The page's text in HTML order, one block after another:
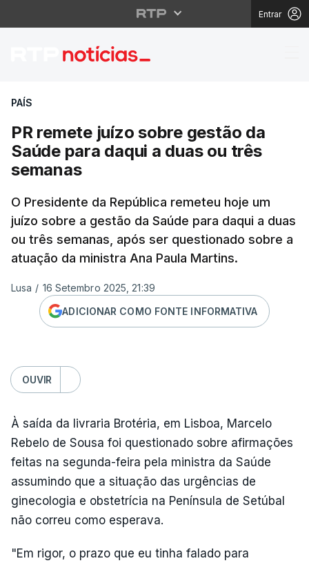
Entrar
PR remete juízo
PAÍS
PR remete juízo sobre gestão da
Saúde para daqui a duas ou três
semanas
O Presidente da República remeteu hoje um
juízo sobre a gestão da Saúde para daqui a duas
ou três semanas, após ser questionado sobre a
atuação da ministra Ana Paula Martins.
Lusa / 16 Setembro 2025, 21:39
ADICIONAR COMO FONTE INFORMATIVA
OUVIR
À saída da livraria Brotéria, em Lisboa, Marcelo
Rebelo de Sousa foi questionado sobre afirmações
feitas na segunda-feira pela ministra da Saúde
assumindo que a situação das urgências de
ginecologia e obstetrícia na Península de Setúbal
não correu como esperava.
"Em rigor, o prazo que eu tinha falado para